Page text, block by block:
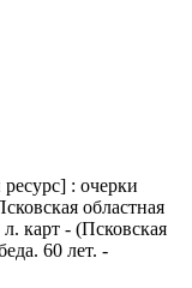
: очерки
областная
карт - (Псковская
60 лет. -